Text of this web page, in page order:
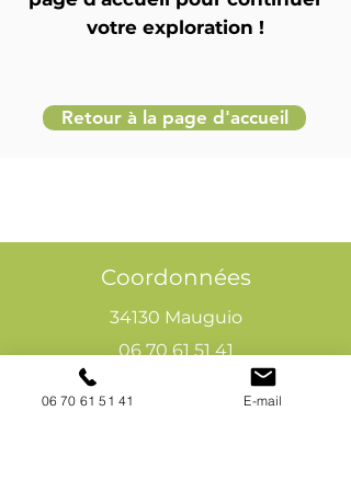
votre exploration !
Retour à la page d'accueil
Coordonnées
34130 Mauguio
06 70 61 51 41
cogivia@gmail.com
06 70 61 51 41 E-mail